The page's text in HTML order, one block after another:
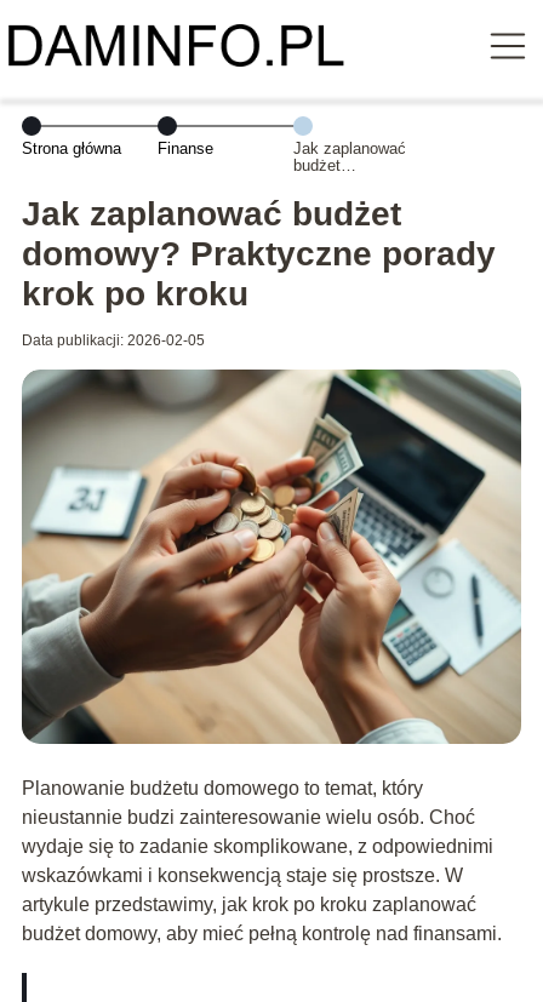
Strona główna Finanse
Jak zaplanować
budżet
Praktyczne
porady krok po
Jak zaplanować budżet
domowy? Praktyczne porady
krok po kroku
Data publikacji: 2026-02-05
Planowanie budżetu domowego to temat, który
nieustannie budzi zainteresowanie wielu osób. Choć
wydaje się to zadanie skomplikowane, z odpowiednimi
wskazówkami i konsekwencją staje się prostsze. W
artykule przedstawimy, jak krok po kroku zaplanować
budżet domowy, aby mieć pełną kontrolę nad finansami.